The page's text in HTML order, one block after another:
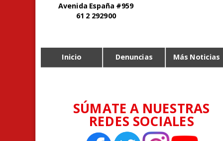
Avenida España #959
61 2 292900
Inicio Denuncias Más Noticias
SÚMATE A NUESTRAS
REDES SOCIALES